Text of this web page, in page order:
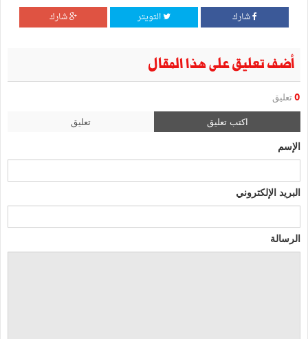
شارك التويتر شارك
أضف تعليق على هذا المقال
0 تعليق
اكتب تعليق تعليق
الإسم
البريد الإلكتروني
الرسالة